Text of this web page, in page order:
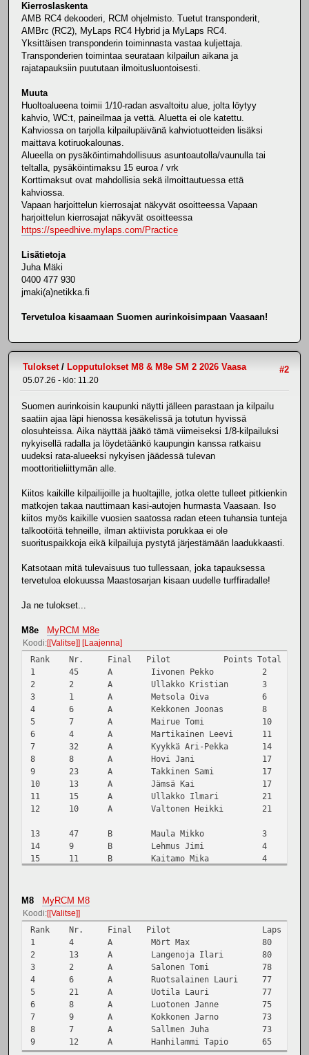
Kierroslaskenta
AMB RC4 dekooderi, RCM ohjelmisto. Tuetut transponderit,
AMBrc (RC2), MyLaps RC4 Hybrid ja MyLaps RC4.
Yksittäisen transponderin toiminnasta vastaa kuljettaja.
Transponderien toimintaa seurataan kilpailun aikana ja
rajatapauksiin puututaan ilmoitusluontoisesti.
Muuta
Huoltoalueena toimii 1/10-radan asvaltoitu alue, jolta löytyy
kahvio, WC:t, paineilmaa ja vettä. Aluetta ei ole katettu.
Kahviossa on tarjolla kilpailupäivänä kahviotuotteiden lisäksi
maittava kotiruokalounas.
Alueella on pysäköintimahdollisuus asuntoautolla/vaunulla tai
teltalla, pysäköintimaksu 15 euroa / vrk
Korttimaksut ovat mahdollisia sekä ilmoittautuessa että
kahviossa.
Vapaan harjoittelun kierrosajat näkyvät osoitteessa Vapaan
harjoittelun kierrosajat näkyvät osoitteessa
https://speedhive.mylaps.com/Practice
Lisätietoja
Juha Mäki
0400 477 930
jmaki(a)netikka.fi
Tervetuloa kisaamaan Suomen aurinkoisimpaan Vaasaan!
#2
Tulokset/ Lopputulokset M8 & M8e SM 2 2026 Vaasa
05.07.26 - klo: 11.20
Suomen aurinkoisin kaupunki näytti jälleen parastaan ja kilpailu
saatiin ajaa läpi hienossa kesäkelissä ja totutun hyvissä
olosuhteissa. Aika näyttää jääkö tämä viimeiseksi 1/8-kilpailuksi
nykyisellä radalla ja löydetäänkö kaupungin kanssa ratkaisu
uudeksi rata-alueeksi nykyisen jäädessä tulevan
moottoritieliittymän alle.
Kiitos kaikille kilpailijoille ja huoltajille, jotka olette tulleet pitkienkin
matkojen takaa nauttimaan kasi-autojen hurmasta Vaasaan. Iso
kiitos myös kaikille vuosien saatossa radan eteen tuhansia tunteja
talkootöitä tehneille, ilman aktiivista porukkaa ei ole
suorituspaikkoja eikä kilpailuja pystytä järjestämään laadukkaasti.
Katsotaan mitä tulevaisuus tuo tullessaan, joka tapauksessa
tervetuloa elokuussa Maastosarjan kisaan uudelle turffiradalle!
Ja ne tulokset...
M8e MyRCM M8e
Koodi [Valitse] Laajenna
Rank Nr. Final Pilot
Points Total
1
45 A Iivonen Pekko
2
2
2 A Ullakko Kristian
3
3
1 A Metsola Oiva
6
4
6 A Kekkonen Joonas
8
5
7 A Mairue Tomi
10
6
4 A Martikainen Leevi
11
7
32 A Kyykkä Ari-Pekka
14
8
8 A Hovi Jani
17
9
23 A Takkinen Sami
17
10
13 A Jämsä Kai
17
11
15 A Ullakko Ilmari
21
12
10 A Valtonen Heikki 21
13 47 B Maula Mikko
3
14
9 B Lehmus Jimi
4
15
11 B Kaitamo Mika
4
18
18
37
20
28 B Haapsaari Sami 15
21 16 C Ylösmäki Emil
2
22
29 C Kainulainen Hannes
4
23
40 C Ylösmäki Erkko
6
24
46 C Lehmus Pasi
7
25
35 C Tirroniemi Tommi
9
26
25 C Petäjämaa Miska 9
M8 MyRCM M8
Koodi [Valitse]
Rank Nr. Final Pilot Laps
1
4 A Mört Max 80
2
13 A Langenoja Ilari 80
3
2 A Salonen Tomi 78
4
6 A Ruotsalainen Lauri 77
5
21 A Uotila Lauri 77
6
8 A Luotonen Janne 75
7
9 A Kokkonen Jarno 73
8
7 A Sallmen Juha 73
9
12 A Hanhilammi Tapio 65